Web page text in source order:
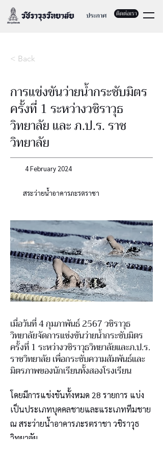
ติดต่อเรา
< Back
การแข่งขันว่ายน้ำกระชับมิตร
ครั้งที่ 1 ระหว่างวชิราวุธ
วิทยาลัย และ ภ.ป.ร. ราช
วิทยาลัย
4 February 2024
สระว่ายน้ำอาคารภะรตราชา
เมื่อวันที่ 4 กุมภาพันธ์ 2567 วชิราวุธ
วิทยาลัยจัดการแข่งขันว่ายน้ำกระชับมิตร
ครั้งที่ 1 ระหว่างวชิราวุธวิทยาลัยและภ.ป.ร.
ราชวิทยาลัย เพื่อกระชับความสัมพันธ์และ
มิตรภาพของนักเรียนทั้งสองโรงเรียน
โดยมีการแข่งขันทั้งหมด 28 รายการ แบ่ง
เป็นประเภทบุคคลชายและแระเภททีมชาย
ณ สระว่ายน้ำอาคารภะรตราชา วชิราวุธ
วิทยาลัย